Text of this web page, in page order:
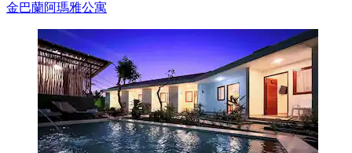
金巴蘭阿瑪雅公寓